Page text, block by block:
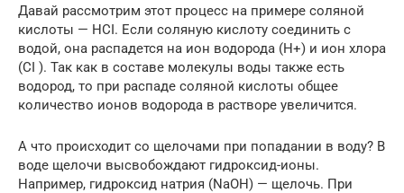
Давай рассмотрим этот процесс на примере соляной
кислоты — HCI. Если соляную кислоту соединить с
водой, она распадется на ион водорода (Н+) и ион хлора
(CI ). Так как в составе молекулы воды также есть
водород, то при распаде соляной кислоты общее
количество ионов водорода в растворе увеличится.
А что происходит со щелочами при попадании в воду? В
воде щелочи высвобождают гидроксид-ионы.
Например, гидроксид натрия (NaOH) — щелочь. При